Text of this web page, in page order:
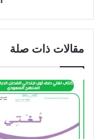
مقالات ذات صلة